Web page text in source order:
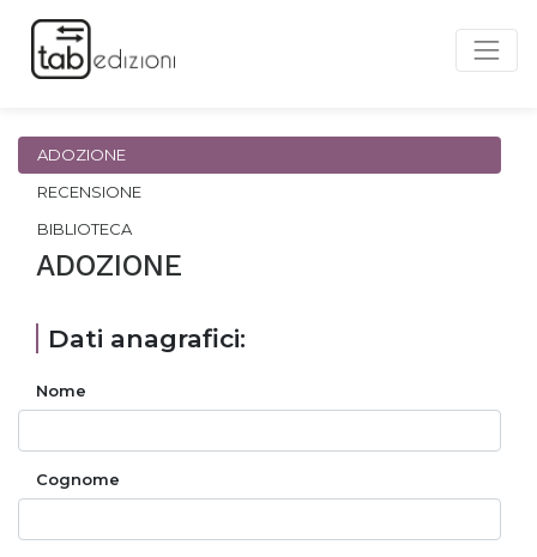
ADOZIONE
RECENSIONE
BIBLIOTECA
ADOZIONE
Dati anagrafici:
Nome
Cognome